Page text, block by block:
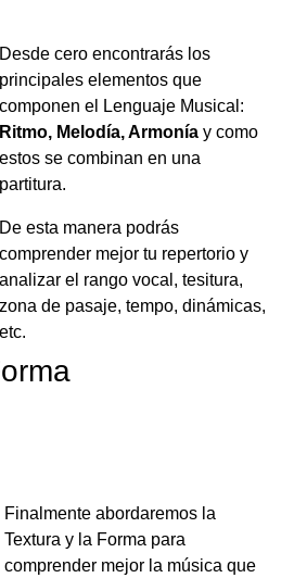
Desde cero encontrarás los
principales elementos que
componen el Lenguaje Musical:
Ritmo, Melodía, Armoníay como
estos se combinan en una
partitura.
De esta manera podrás
comprender mejor tu repertorio y
analizar el rango vocal, tesitura,
zona de pasaje, tempo, dinámicas,
etc.
Finalmente abordaremos la
Textura y la Forma para
comprender mejor la música que